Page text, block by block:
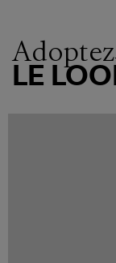
Adoptez
LE